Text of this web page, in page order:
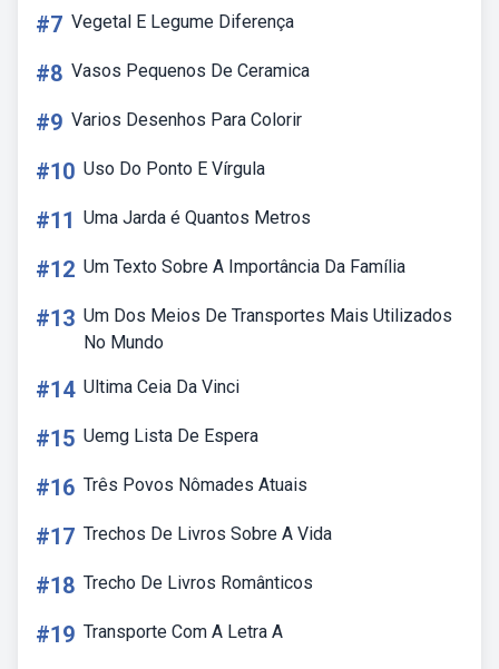
#7 Vegetal E Legume Diferença
#8 Vasos Pequenos De Ceramica
#9 Varios Desenhos Para Colorir
#10 Uso Do Ponto E Vírgula
#11 Uma Jarda é Quantos Metros
#12 Um Texto Sobre A Importância Da Família
#13 Um Dos Meios De Transportes Mais Utilizados
No Mundo
#14 Ultima Ceia Da Vinci
#15 Uemg Lista De Espera
#16 Três Povos Nômades Atuais
#17 Trechos De Livros Sobre A Vida
#18 Trecho De Livros Românticos
#19 Transporte Com A Letra A